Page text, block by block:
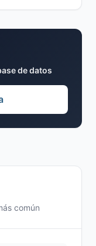
común
de datos